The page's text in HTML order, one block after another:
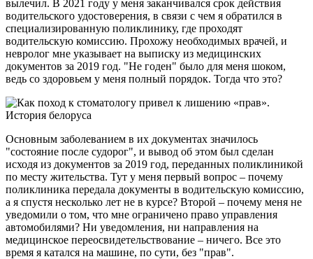
вылечил. В 2021 году у меня заканчивался срок действия
водительского удостоверения, в связи с чем я обратился в
специализированную поликлинику, где проходят
водительскую комиссию. Прохожу необходимых врачей, и
невролог мне указывает на выписку из медицинских
документов за 2019 год. "Не годен" было для меня шоком,
ведь со здоровьем у меня полный порядок. Тогда что это?
Основным заболеванием в их документах значилось
"состояние после судорог", и вывод об этом был сделан
исходя из документов за 2019 год, переданных поликлиникой
по месту жительства. Тут у меня первый вопрос – почему
поликлиника передала документы в водительскую комиссию,
а я спустя несколько лет не в курсе? Второй – почему меня не
уведомили о том, что мне ограничено право управления
автомобилями? Ни уведомления, ни направления на
медицинское переосвидетельствование – ничего. Все это
время я катался на машине, по сути, без "прав".